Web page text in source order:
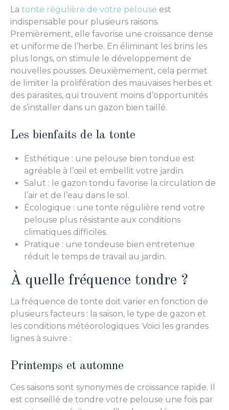
La tonte régulière de votre pelouse est
indispensable pour plusieurs raisons.
Premièrement, elle favorise une croissance dense
et uniforme de l’herbe. En éliminant les brins les
plus longs, on stimule le développement de
nouvelles pousses. Deuxièmement, cela permet
de limiter la prolifération des mauvaises herbes et
des parasites, qui trouvent moins d’opportunités
de s’installer dans un gazon bien taillé.
Les bienfaits de la tonte
Esthétique : une pelouse bien tondue est
agréable à l’œil et embellit votre jardin.
Salut : le gazon tondu favorise la circulation de
l’air et de l’eau dans le sol.
Écologique : une tonte régulière rend votre
pelouse plus résistante aux conditions
climatiques difficiles.
Pratique : une tondeuse bien entretenue
réduit le temps de travail au jardin.
À quelle fréquence tondre ?
La fréquence de tonte doit varier en fonction de
plusieurs facteurs : la saison, le type de gazon et
les conditions météorologiques. Voici les grandes
lignes à suivre :
Printemps et automne
Ces saisons sont synonymes de croissance rapide. Il
est conseillé de tondre votre pelouse une fois par